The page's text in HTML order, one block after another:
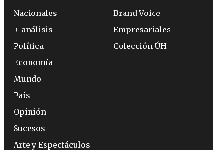
Nacionales
+ análisis
Política
Economía
Mundo
País
Opinión
Sucesos
Arte y Espectáculos
Brand Voice
Empresariales
Colección ÚH